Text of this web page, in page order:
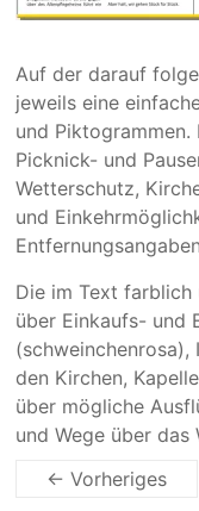
Auf der darauf
jeweils eine
und Piktogrammen.
Picknick- und
Wetterschutz,
und
Die im Text farblich
über Einkaufs- und
den Kirchen,
über mögliche
und Wege über das
← Vorheriges